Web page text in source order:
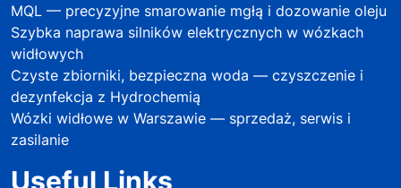
MQL — precyzyjne smarowanie mgłą i dozowanie oleju
Szybka naprawa silników elektrycznych w wózkach
widłowych
Czyste zbiorniki, bezpieczna woda — czyszczenie i
dezynfekcja z Hydrochemią
Wózki widłowe w Warszawie — sprzedaż, serwis i
zasilanie
Useful Links